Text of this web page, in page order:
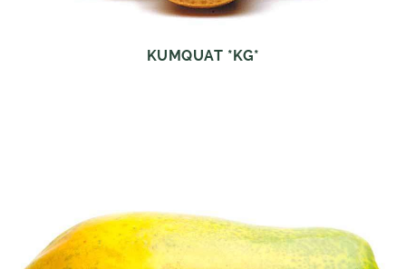
KUMQUAT *KG*